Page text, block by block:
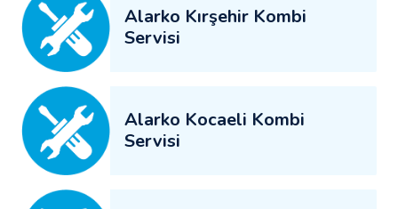
Alarko Kırşehir Kombi
Servisi
Alarko Kocaeli Kombi
Servisi